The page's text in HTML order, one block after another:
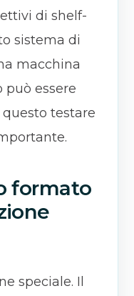
di shelf-
sistema di
macchina
essere
testare
formato
speciale. Il